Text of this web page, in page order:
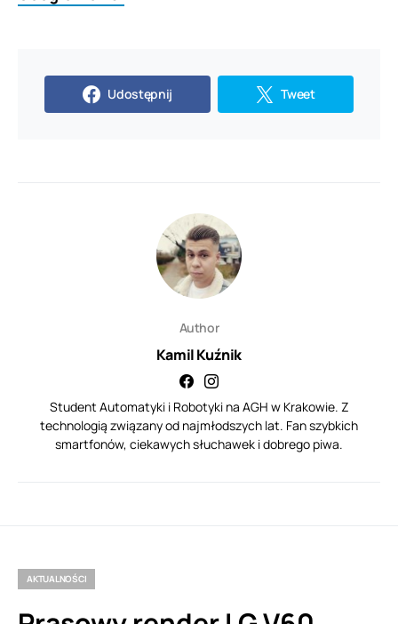
Udostępnij Tweet
Author
Kamil Kuźnik
Student Automatyki i Robotyki na AGH w Krakowie. Z
technologią związany od najmłodszych lat. Fan szybkich
smartfonów, ciekawych słuchawek i dobrego piwa.
AKTUALNOŚCI